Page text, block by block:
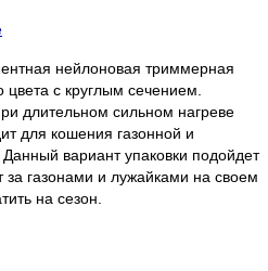
нейлоновая триммерная
с круглым сечением.
длительном сильном нагреве
для кошения газонной и
вариант упаковки подойдет
за газонами и лужайками на своем
на сезон.